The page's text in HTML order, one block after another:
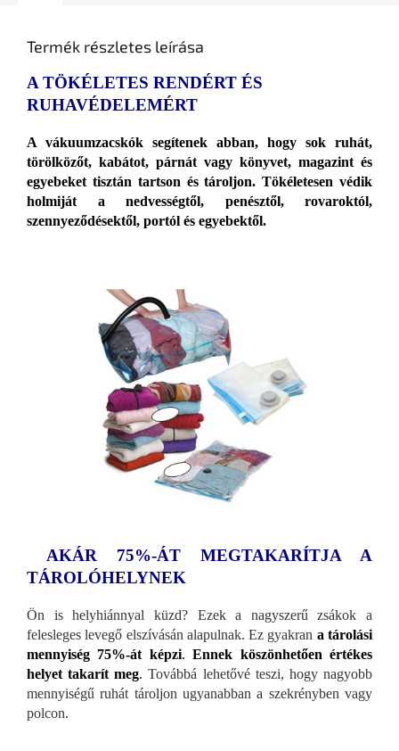
Termék részletes leírása
A TÖKÉLETES RENDÉRT ÉS
RUHAVÉDELEMÉRT
A vákuumzacskók segítenek abban, hogy sok ruhát,
törölközőt, kabátot, párnát vagy könyvet, magazint és
egyebeket tisztán tartson és tároljon. Tökéletesen védik
holmiját a nedvességtől, penésztől, rovaroktól,
szennyeződésektől, portól és egyebektől.
AKÁR 75%-ÁT MEGTAKARÍTJA A
TÁROLÓHELYNEK
Ön is helyhiánnyal küzd? Ezek a nagyszerű zsákok a
felesleges levegő elszívásán alapulnak. Ez gyakran a tárolási
mennyiség 75%-át képzi.Ennek köszönhetően értékes
helyet takarít meg. Továbbá lehetővé teszi, hogy nagyobb
mennyiségű ruhát tároljon ugyanabban a szekrényben vagy
polcon.